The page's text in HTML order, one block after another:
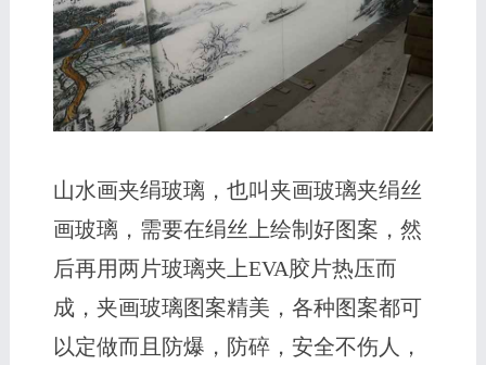
山水画夹绢玻璃，也叫夹画玻璃夹绢丝
画玻璃，需要在绢丝上绘制好图案，然
后再用两片玻璃夹上EVA胶片热压而
成，夹画玻璃图案精美，各种图案都可
以定做而且防爆，防碎，安全不伤人，